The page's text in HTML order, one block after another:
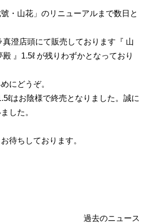
・山花」のリニューアルまで数日と
真澄店頭にて販売しております『 山
』1.5ℓ が残りわずかとなっており
にどうぞ。
はお陰様で終売となりました。誠に
した。
待ちしております。
過去のニュース